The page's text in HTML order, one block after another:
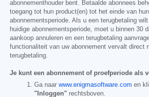
abonnementhouder bent. Betaalde abonnees
toegang tot hun product(en) tot het einde van
abonnementsperiode. Als u een terugbetaling
huidige abonnementsperiode, moet u binnen 30
aankoop annuleren en een terugbetaling
functionaliteit van uw abonnement vervalt direct
terugbetaling.
Je kunt een abonnement of proefperiode als
Ga naar www.enigmasoftware.com en
"Inloggen" rechtsboven.